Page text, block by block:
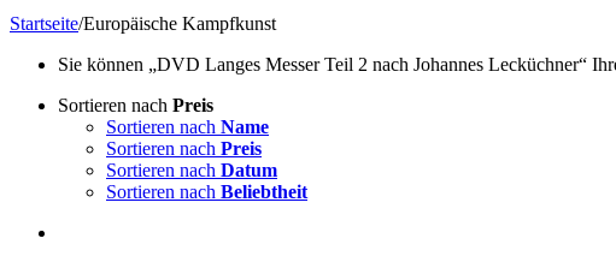
Startseite/Europäische Kampfkunst
Sie können „DVD Langes Messer Teil 2 nach Johannes Lecküchner“
Sortieren nach Preis
Sortieren nach Name
Sortieren nach Preis
Sortieren nach Datum
Sortieren nach Beliebtheit